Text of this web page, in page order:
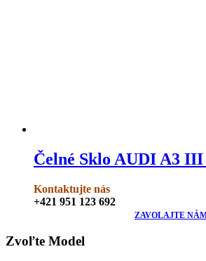
Čelné Sklo AUDI A3 III
Kontaktujte nás
+421 951 123 692
ZAVOLAJTE
Zvoľte Model